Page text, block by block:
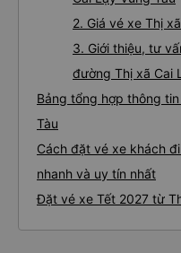
2. Giá vé xe Thị
3. Giới thiệu, tư
đường Thị xã Cai
Bảng tổng hợp thông
Tàu
Cách đặt vé xe khách
nhanh và uy tín nhất
Đặt vé xe Tết 2027 từ